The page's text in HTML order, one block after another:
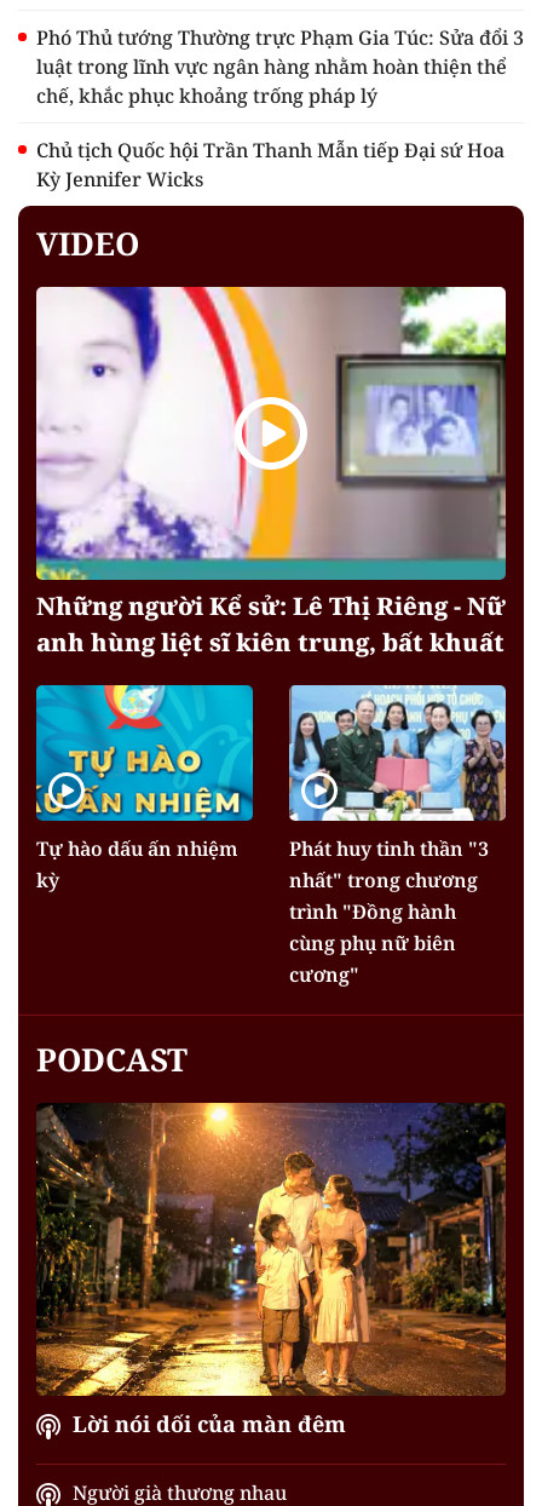
Phó Thủ tướng Thường trực Phạm Gia Túc: Sửa đổi 3
luật trong lĩnh vực ngân hàng nhằm hoàn thiện thể
chế, khắc phục khoảng trống pháp lý
Chủ tịch Quốc hội Trần Thanh Mẫn tiếp Đại sứ Hoa
Kỳ Jennifer Wicks
VIDEO
Những người Kể sử: Lê Thị Riêng - Nữ
anh hùng liệt sĩ kiên trung, bất khuất
Tự hào dấu ấn nhiệm
kỳ
Phát huy tinh thần "3
nhất" trong chương
trình "Đồng hành
cùng phụ nữ biên
cương"
PODCAST
Lời nói dối của màn đêm
Người già thương nhau